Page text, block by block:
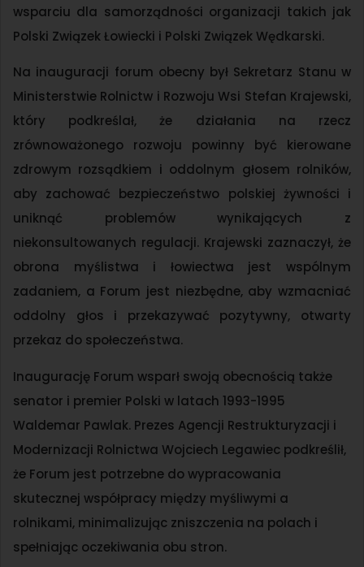
wsparciu dla samorządności organizacji takich jak
Polski Związek Łowiecki i Polski Związek Wędkarski.
Na inauguracji forum obecny był Sekretarz Stanu w
Ministerstwie Rolnictw i Rozwoju Wsi Stefan Krajewski,
który podkreślał, że działania na rzecz
zrównoważonego rozwoju powinny być kierowane
zdrowym rozsądkiem i oddolnym głosem rolników,
aby zachować bezpieczeństwo polskiej żywności i
uniknąć problemów wynikających z
niekonsultowanych regulacji. Krajewski zaznaczył, że
obrona myślistwa i łowiectwa jest wspólnym
zadaniem, a Forum jest niezbędne, aby wzmacniać
oddolny głos i przekazywać pozytywny, otwarty
przekaz do społeczeństwa.
Inaugurację Forum wsparł swoją obecnością także
senator i premier Polski w latach 1993-1995
Waldemar Pawlak. Prezes Agencji Restrukturyzacji i
Modernizacji Rolnictwa Wojciech Legawiec podkreślił,
że Forum jest potrzebne do wypracowania
skutecznej współpracy między myśliwymi a
rolnikami, minimalizując zniszczenia na polach i
spełniając oczekiwania obu stron.